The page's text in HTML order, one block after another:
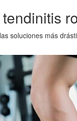
soluciones más